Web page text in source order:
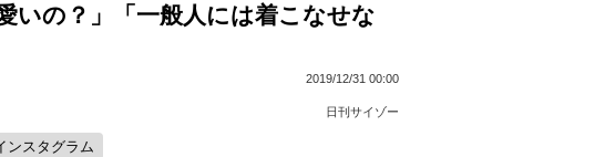
いの？」「一般人には着こなせな
2019/12/31 00:00
日刊サイゾー
ンスタグラム